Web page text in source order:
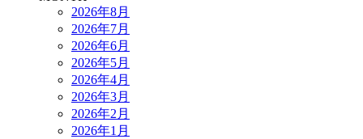
2026年8月
2026年7月
2026年6月
2026年5月
2026年4月
2026年3月
2026年2月
2026年1月